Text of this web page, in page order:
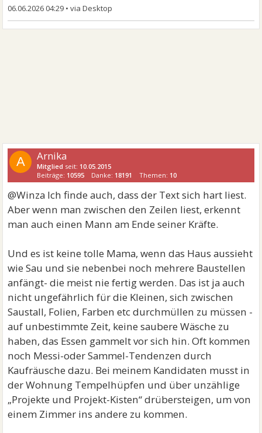
06.06.2026 04:29 •
A Arnika
Mitglied seit: 10.05.2015
Beiträge: 10595 Danke: 18191 Themen: 10
@Winza Ich finde auch, dass der Text sich hart liest.
Aber wenn man zwischen den Zeilen liest, erkennt
man auch einen Mann am Ende seiner Kräfte.
Und es ist keine tolle Mama, wenn das Haus aussieht
wie Sau und sie nebenbei noch mehrere Baustellen
anfängt- die meist nie fertig werden. Das ist ja auch
nicht ungefährlich für die Kleinen, sich zwischen
Saustall, Folien, Farben etc durchmüllen zu müssen -
auf unbestimmte Zeit, keine saubere Wäsche zu
haben, das Essen gammelt vor sich hin. Oft kommen
noch Messi-oder Sammel-Tendenzen durch
Kaufräusche dazu. Bei meinem Kandidaten musst in
der Wohnung Tempelhüpfen und über unzählige
„Projekte und Projekt-Kisten“ drübersteigen, um von
einem Zimmer ins andere zu kommen.